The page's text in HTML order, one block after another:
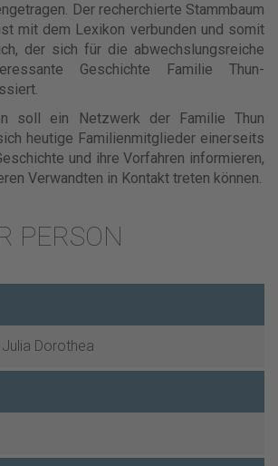
Der recherchierte Stammbaum
mit dem Lexikon verbunden und somit
der sich für die abwechslungsreiche
Geschichte Familie Thun-
soll ein Netzwerk der Familie Thun
heutige Familienmitglieder einerseits
und ihre Vorfahren informieren,
Verwandten in Kontakt treten können.
PERSON
Dorothea